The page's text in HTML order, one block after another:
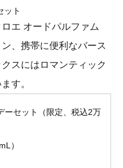
ット
エ オードパルファム
、携帯に便利なバース
スにはロマンティック
す。
ーセット（限定、税込2万
）